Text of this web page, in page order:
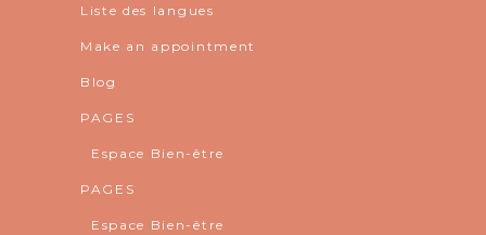
Liste des langues
Make an appointment
Blog
PAGES
Espace Bien-être
PAGES
Espace Bien-être